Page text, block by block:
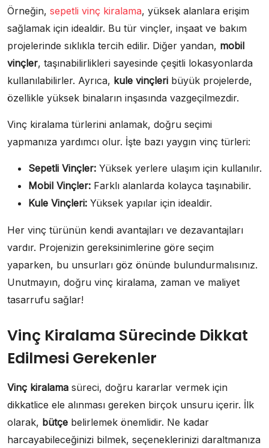
Örneğin, sepetli vinç kiralama, yüksek alanlara erişim
sağlamak için idealdir. Bu tür vinçler, inşaat ve bakım
projelerinde sıklıkla tercih edilir. Diğer yandan, mobil
vinçler, taşınabilirlikleri sayesinde çeşitli lokasyonlarda
kullanılabilirler. Ayrıca, kule vinçleri büyük projelerde,
özellikle yüksek binaların inşasında vazgeçilmezdir.
Vinç kiralama türlerini anlamak, doğru seçimi
yapmanıza yardımcı olur. İşte bazı yaygın vinç türleri:
Sepetli Vinçler: Yüksek yerlere ulaşım için kullanılır.
Mobil Vinçler: Farklı alanlarda kolayca taşınabilir.
Kule Vinçleri: Yüksek yapılar için idealdir.
Her vinç türünün kendi avantajları ve dezavantajları
vardır. Projenizin gereksinimlerine göre seçim
yaparken, bu unsurları göz önünde bulundurmalısınız.
Unutmayın, doğru vinç kiralama, zaman ve maliyet
tasarrufu sağlar!
Vinç Kiralama Sürecinde Dikkat
Edilmesi Gerekenler
Vinç kiralama süreci, doğru kararlar vermek için
dikkatlice ele alınması gereken birçok unsuru içerir. İlk
olarak, bütçe belirlemek önemlidir. Ne kadar
harcayabileceğinizi bilmek, seçeneklerinizi daraltmanıza